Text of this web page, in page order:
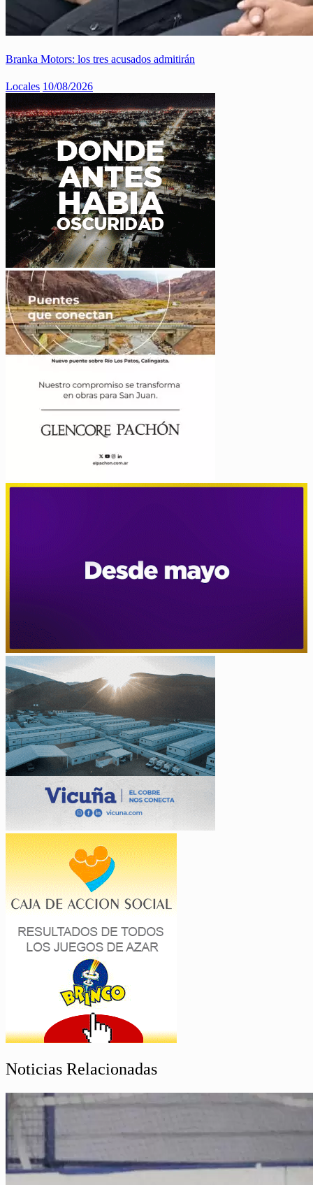
Branka Motors: los tres acusados admitirán
Locales 10/08/2026
Noticias Relacionadas